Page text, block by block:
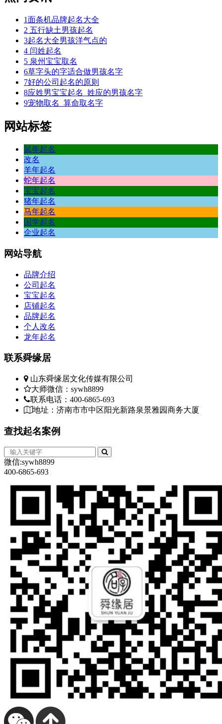
1面条机品牌起名大全
2 五行缺土男孩起名
3起名大全男孩洋气点的
4 闫姓起名
5 泉州宝宝取名
6草字头的字适合做男孩名字
7好的公司起名的原则
8应姓男宝宝起名_姓应的男孩名字
9宠物取名_算命取名字
网站标签
鼠年起名
改名
羊年起名
蛇年起名
宝宝起名
猪年起名
马年起名
国学起名
企业起名
网站导航
品牌介绍
公司起名
宝宝起名
店铺起名
品牌起名
个人改名
龙年起名
联系舜缘居
山东舜缘居文化传媒有限公司
大师微信：sywh8899
联系电话：400-6865-693
地址：济南市市中区阳光新路泉景雅园商务大厦
查找起名案例
微信:sywh8899
400-6865-693